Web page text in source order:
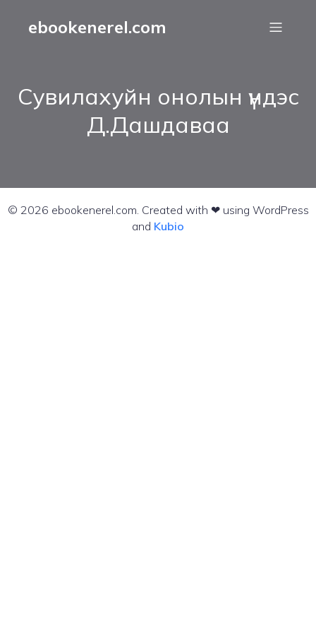
ebookenerel.com
Сувилахуйн онолын үндэс
Д.Дашдаваа
© 2026 ebookenerel.com. Created with ❤ using WordPress
and Kubio